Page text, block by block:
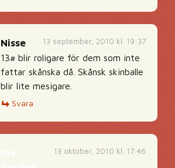
13 september, 2010 kl. 19:37
Nisse
13# blir roligare för dem som inte
fattar skånska då. Skånsk skinballe
blir lite mesigare.
Svara
13 oktober, 2010 kl. 17:46